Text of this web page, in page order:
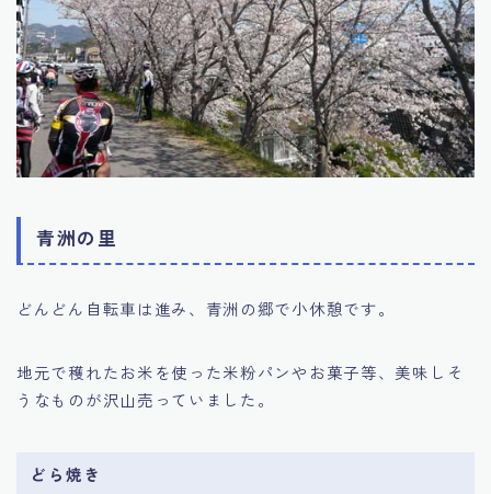
青洲の里
どんどん自転車は進み、青洲の郷で小休憩です。
地元で穫れたお米を使った米粉パンやお菓子等、美味しそ
うなものが沢山売っていました。
どら焼き